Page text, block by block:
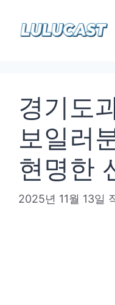
경기도
보일러
현명한
2025년 11월 13일